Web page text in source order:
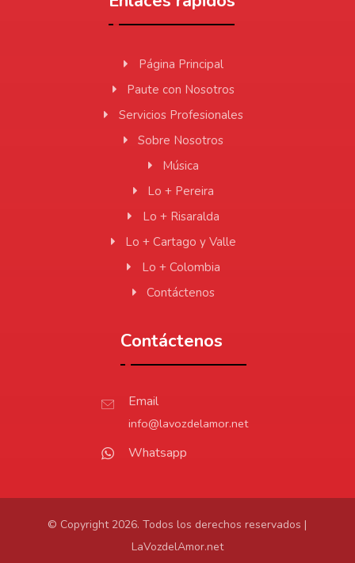
Página Principal
Paute con Nosotros
Servicios Profesionales
Sobre Nosotros
Música
Lo + Pereira
Lo + Risaralda
Lo + Cartago y Valle
Lo + Colombia
Contáctenos
Contáctenos
Email
info@lavozdelamor.net
Whatsapp
© Copyright 2026. Todos los derechos reservados |
LaVozdelAmor.net